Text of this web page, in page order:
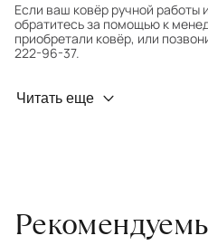
Если ваш ковёр ручной работы
обратитесь за помощью к
приобретали ковёр, или
222-96-37.
Профилактика износа
заборе ковра экспертом либо
Читать еще